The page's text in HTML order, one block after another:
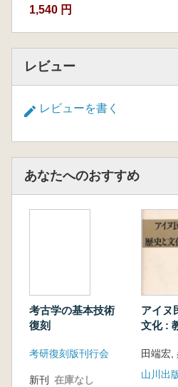
1,540 円
レビュー
レビューを書く
あなたへのおすすめ
考古学の基本技術
復刻
考研復刻版刊行会
新刊 在庫なし
アイヌ
文化 :
田端宏,
山川出